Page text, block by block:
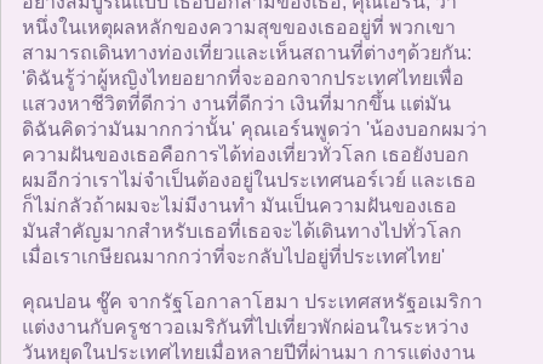
หนึ่งในเหตุผลหลักของความสุขของเธออยู่ที่ พวกเขา
สามารถเดินทางท่องเที่ยวและเห็นสถานที่ต่างๆด้วยกัน:
'ดิฉันรู้ว่าผู้หญิงไทยอยากที่จะออกจากประเทศไทยเพื่อ
แสวงหาชีวิตที่ดีกว่า งานที่ดีกว่า เงินที่มากขึ้น แต่มัน
ดิฉันคิดว่ามันมากกว่านั้น' คุณเอร์นพูดว่า 'น้องบอกผมว่า
ความฝันของเธอคือการได้ท่องเที่ยวทั่วโลก เธอยังบอก
ผมอีกว่าเราไม่จำเป็นต้องอยู่ในประเทศนอร์เวย์ และเธอ
ก็ไม่กลัวถ้าผมจะไม่มีงานทำ มันเป็นความฝันของเธอ
มันสำคัญมากสำหรับเธอที่เธอจะได้เดินทางไปทั่วโลก
เมื่อเราเกษียณมากกว่าที่จะกลับไปอยู่ที่ประเทศไทย'
คุณปอน ชู๊ค จากรัฐโอกาลาโฮมา ประเทศสหรัฐอเมริกา
แต่งงานกับครูชาวอเมริกันที่ไปเที่ยวพักผ่อนในระหว่าง
วันหยุดในประเทศไทยเมื่อหลายปีที่ผ่านมา การแต่งงาน